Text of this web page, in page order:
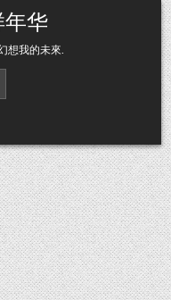
华
想我的未來.